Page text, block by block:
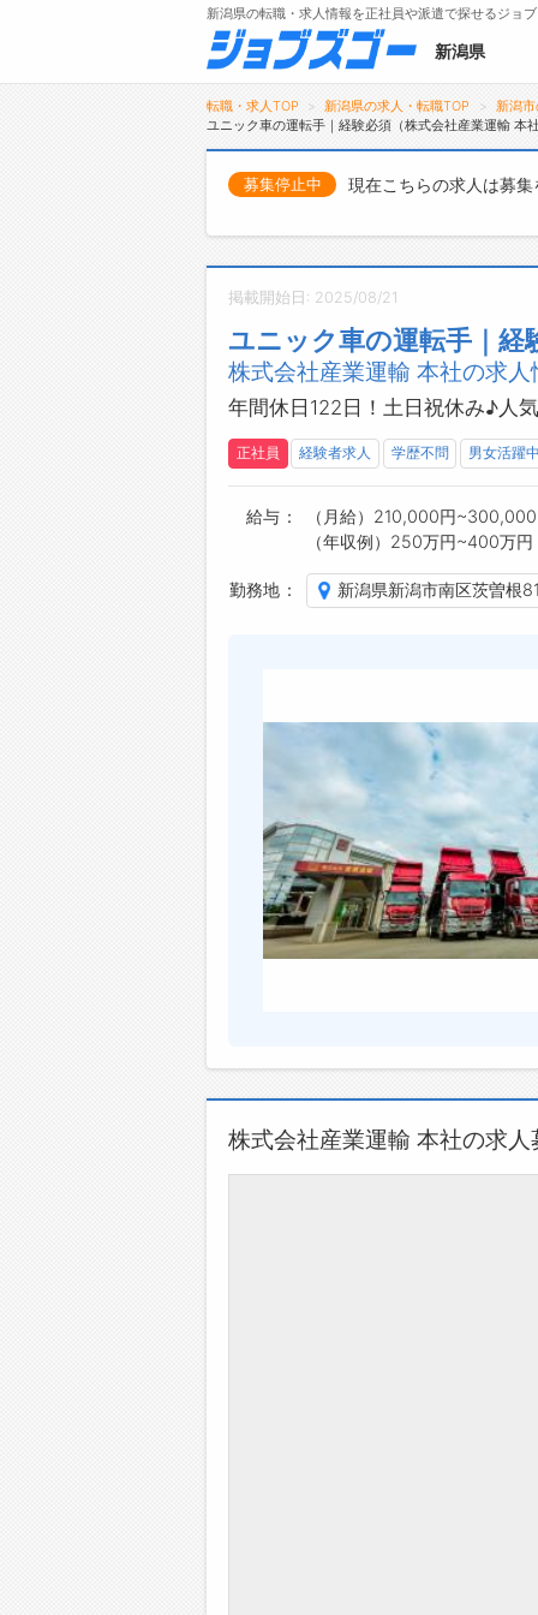
メニュー
新潟県の転職・求人情報を正社員や派遣で探せるジョ
新潟県
転職・求人TOP 新潟県の求人・転職TOP
新潟
ユニック車の運転手｜経験必須（株式会社産業運輸 本
募集停止中 現在こちらの求人は募
掲載開始日: 2025/08/21
ユニック車の運転手｜経
株式会社産業運輸 本社の求
年間休日122日！土日祝休み♪人
正社員 経験者求人 学歴不問 男女活躍
給与
（月給）210,000円
（年収例）250万円~400万円
勤務地 新潟県新潟市南区茨曽根
株式会社産業運輸 本社の求人